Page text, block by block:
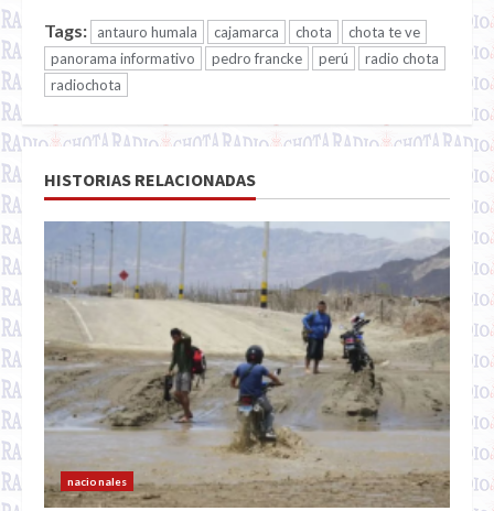
Tags: antauro humala cajamarca chota
chota te ve
panorama informativo
pedro francke perú
radio chota
radiochota
HISTORIAS RELACIONADAS
nacionales